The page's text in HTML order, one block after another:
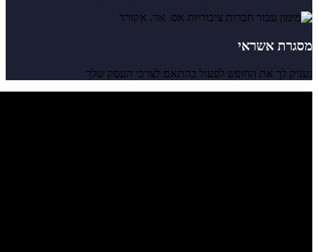
מסגרת אשראי
נעניק לך את החופש לפעול בהתאם לצרכי העסק שלך